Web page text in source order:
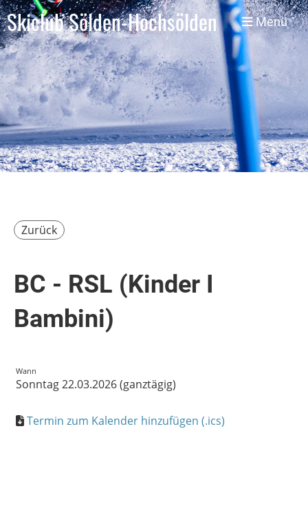
Skiclub Sölden-Hochsölden Menü
Zurück
BC - RSL (Kinder I
Bambini)
Wann
Sonntag 22.03.2026 (ganztägig)
Termin zum Kalender hinzufügen (.ics)